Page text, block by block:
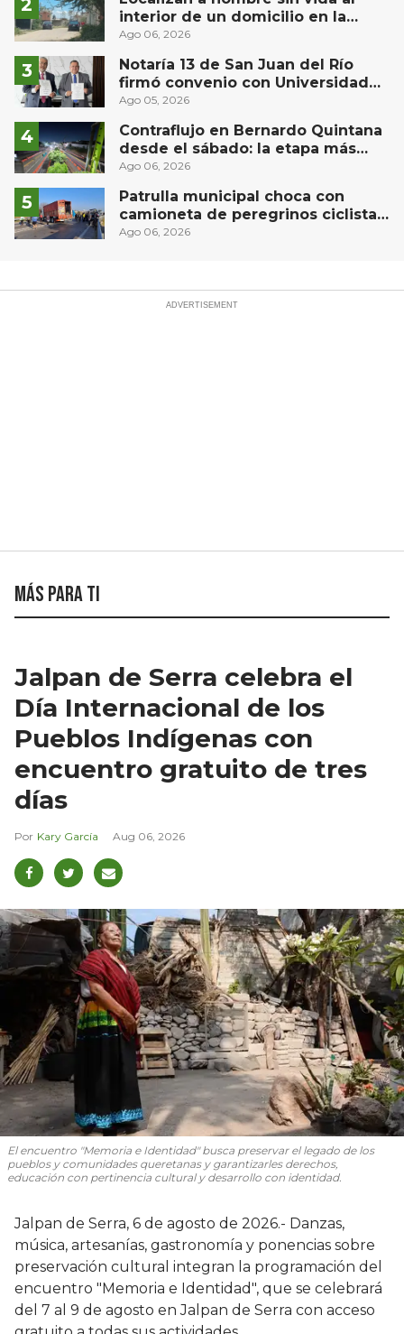
interior de un domicilio en la
comunidad El Rodeo, San Juan del
Ago 06, 2026
Notaría 13 de San Juan del Río
firmó convenio con Universidad
Privada del Bajío para recibir
Ago 05, 2026
Contraflujo en Bernardo Quintana
desde el sábado: la etapa más
compleja del operativo vial
Ago 06, 2026
Patrulla municipal choca con
camioneta de peregrinos ciclistas
en la autopista México-Querétaro
Ago 06, 2026
Más para ti
Jalpan de Serra celebra el
Día Internacional de los
Pueblos Indígenas con
encuentro gratuito de tres
días
Kary García Aug 06, 2026
El encuentro "Memoria e Identidad" busca preservar el legado de los
pueblos y comunidades queretanas y garantizarles derechos,
educación con pertinencia cultural y desarrollo con identidad.
Jalpan de Serra, 6 de agosto de 2026.- Danzas,
música, artesanías, gastronomía y ponencias sobre
preservación cultural integran la programación del
encuentro "Memoria e Identidad", que se celebrará
del 7 al 9 de agosto en Jalpan de Serra con acceso